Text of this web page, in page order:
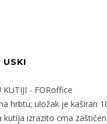
USKI
KUTIJI - FORoffice
hrbtu; uložak je kaširan
izrazito crna